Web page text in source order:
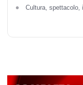
Cultura, spettacolo,